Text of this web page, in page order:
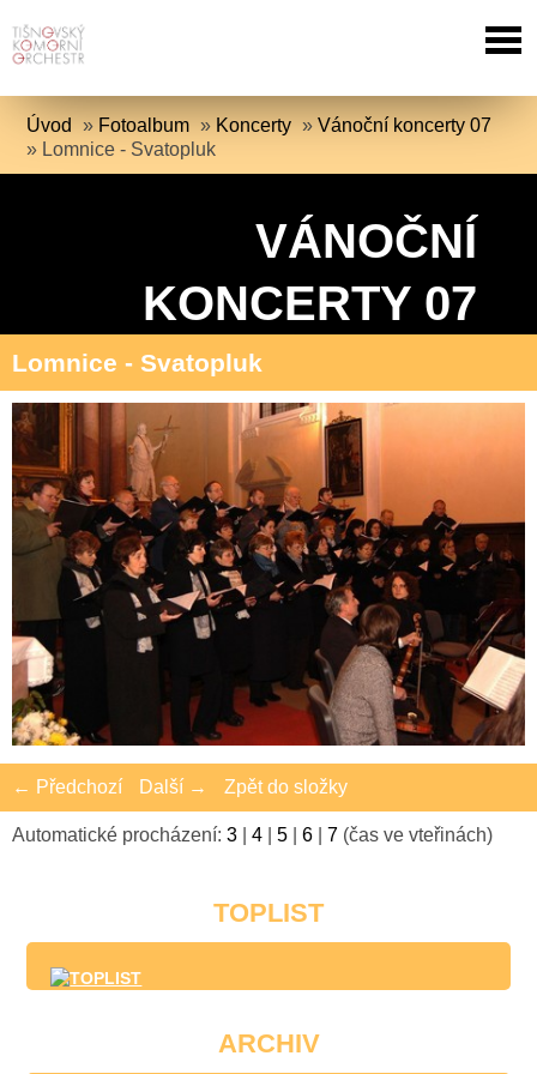
Úvod » Fotoalbum » Koncerty »Vánoční koncerty 07
» Lomnice - Svatopluk
VÁNOČNÍ
KONCERTY 07
Lomnice - Svatopluk
← Předchozí Další → Zpět do složky
Automatické procházení: 3 4 5 6 7 (čas ve vteřinách)
TOPLIST
ARCHIV